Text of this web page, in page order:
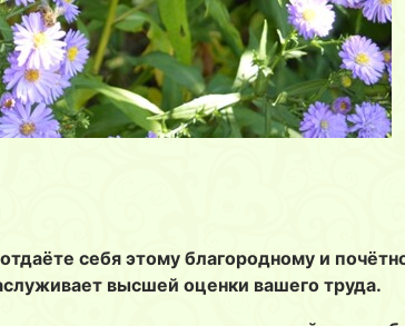
себя этому благородному и
высшей оценки вашего труда.